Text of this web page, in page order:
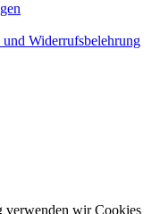
Widerrufsbelehrung
wir Cookies